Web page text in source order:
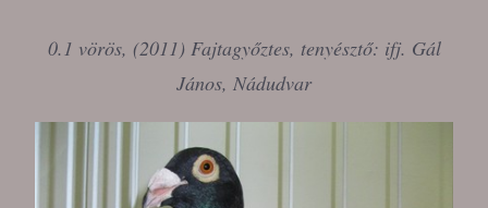
0.1 vörös, (2011) Fajtagyőztes, tenyésztő: ifj. Gál
János, Nádudvar